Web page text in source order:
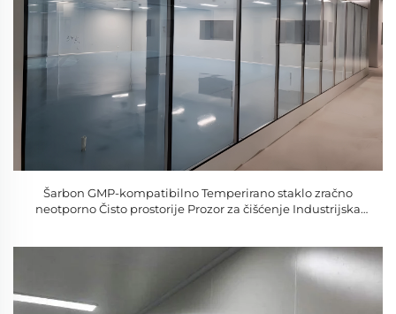
Šarbon GMP-kompatibilno Temperirano staklo zračno
neotporno Čisto prostorije Prozor za čišćenje Industrijska